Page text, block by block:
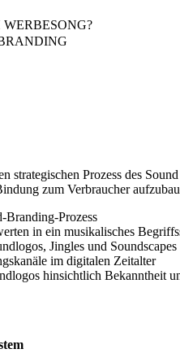
strategischen Prozess des
zum Verbraucher
Branding-Prozess
in ein musikalisches
Jingles und Soundscapes
im digitalen Zeitalter
hinsichtlich Bekanntheit